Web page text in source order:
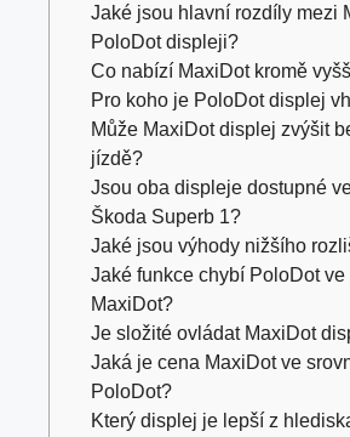
Jaké jsou hlavní rozdíly mezi
PoloDot displeji?
Co nabízí MaxiDot kromě
Pro koho je PoloDot displej
Může MaxiDot displej zvýšit
jízdě?
Jsou oba displeje dostupné
Škoda Superb 1?
Jaké jsou výhody nižšího
Jaké funkce chybí PoloDot
MaxiDot?
Je složité ovládat MaxiDot
Jaká je cena MaxiDot ve
PoloDot?
Který displej je lepší z